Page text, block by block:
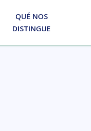
QUÉ NOS
DISTINGUE